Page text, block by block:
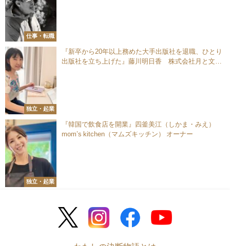
仕事・転職
独立・起業
『新卒から20年以上務めた大手出版社を退職、ひとり
出版社を立ち上げた』藤川明日香 株式会社月と文社
独立・起業
『韓国で飲食店を開業』四釜美江（しかま・みえ）
mom’s kitchen（マムズキッチン） オーナー